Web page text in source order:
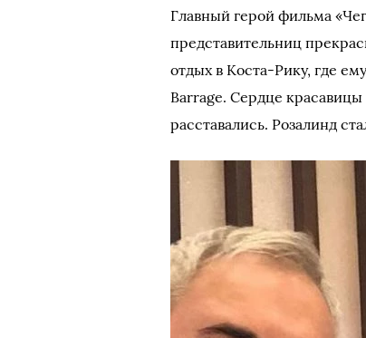
Главный герой фильма
представительниц
отдых в Коста-Рику, где
Barrage. Сердце
расставались. Розалинд